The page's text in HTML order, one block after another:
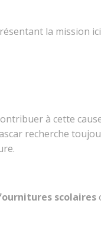
la mission
à cette
recherche
scolaires